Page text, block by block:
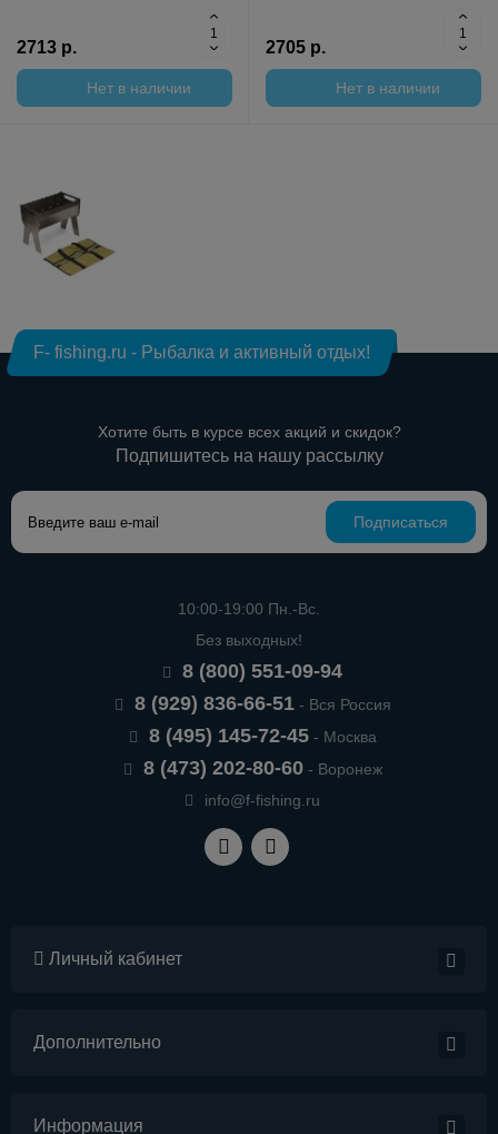
2713 р.
Нет в наличии
2705 р.
Нет в наличии
F- fishing.ru - Рыбалка и активный отдых!
Хотите быть в курсе всех акций и скидок?
Подпишитесь на нашу рассылку
Подписаться
10:00-19:00 Пн.-Вс.
Без выходных!
8 (800) 551-09-94
8 (929) 836-66-51- Вся Россия
8 (495) 145-72-45- Москва
8 (473) 202-80-60- Воронеж
info@f-fishing.ru
Личный кабинет
Дополнительно
Информация